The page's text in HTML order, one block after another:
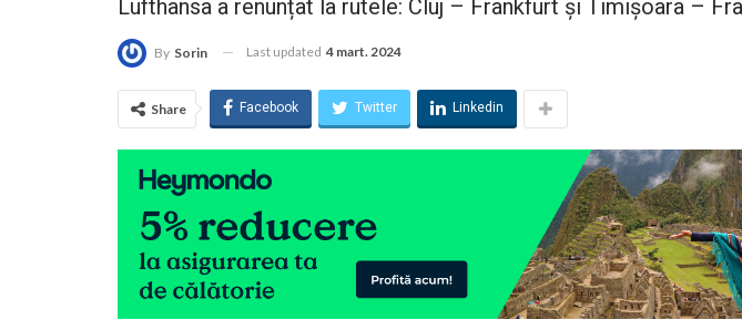
Lufthansa a renunțat la rutele: Cluj – Frankfurt și Timișoara –
By Sorin Last updated 4 mart. 2024
Share Facebook Twitter Linkedin